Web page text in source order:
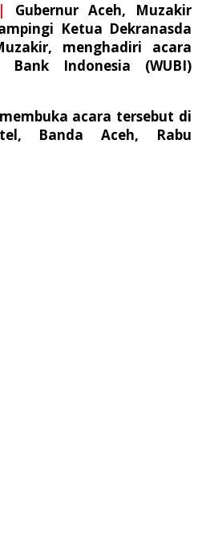
Gubernur Aceh, Muzakir
Ketua Dekranasda
menghadiri acara
Bank Indonesia (WUBI)
acara tersebut di
Banda Aceh, Rabu